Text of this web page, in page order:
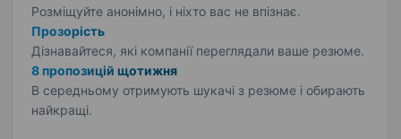
Розміщуйте анонімно, і ніхто вас не впізнає.
Прозорість
Дізнавайтеся, які компанії переглядали ваше резюме.
8 пропозицій щотижня
В середньому отримують шукачі з резюме і обирають
найкращі.